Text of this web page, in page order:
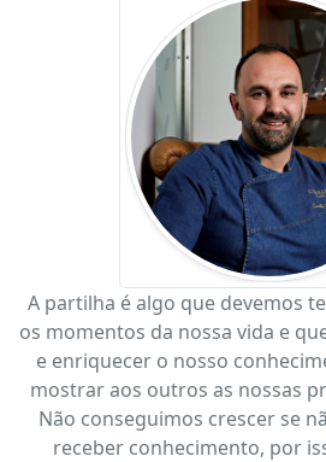
A partilha é algo que devemos
os momentos da nossa vida e
e enriquecer o nosso
mostrar aos outros as nossas
Não conseguimos crescer se
receber conhecimento, por